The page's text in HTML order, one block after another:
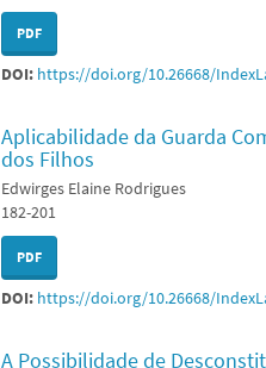
PDF
DOI: https://doi.org/10.26668/
Aplicabilidade da Guarda
dos Filhos
Edwirges Elaine Rodrigues
182-201
PDF
DOI: https://doi.org/10.26668/
A Possibilidade de